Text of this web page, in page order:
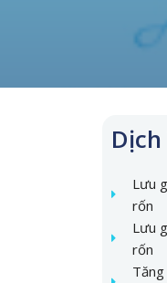
Lưu
rốn
Lưu
rốn